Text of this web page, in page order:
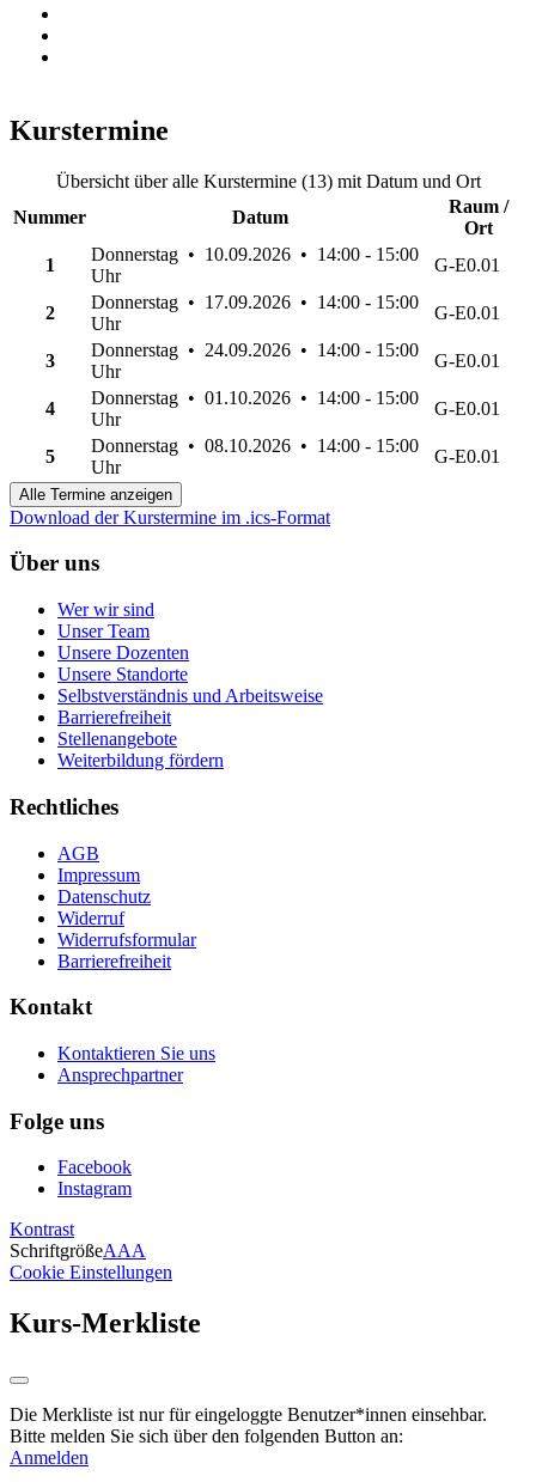
Kurstermine
Übersicht über alle Kurstermine (13) mit Datum und Ort
Nummer
Datum
Raum /
Ort
1
Donnerstag • 10.09.2026 • 14:00 - 15:00
Uhr
G-E0.01
2
Donnerstag • 17.09.2026 • 14:00 - 15:00
Uhr
G-E0.01
3
Donnerstag • 24.09.2026 • 14:00 - 15:00
Uhr
G-E0.01
4
Donnerstag • 01.10.2026 • 14:00 - 15:00
Uhr
G-E0.01
5
Donnerstag • 08.10.2026 • 14:00 - 15:00
Uhr
G-E0.01
Alle Termine anzeigen
Download der Kurstermine im .ics-Format
Über uns
Wer wir sind
Unser Team
Unsere Dozenten
Unsere Standorte
Selbstverständnis und Arbeitsweise
Barrierefreiheit
Stellenangebote
Weiterbildung fördern
Rechtliches
AGB
Impressum
Datenschutz
Widerruf
Widerrufsformular
Barrierefreiheit
Kontakt
Kontaktieren Sie uns
Ansprechpartner
Folge uns
Facebook
Instagram
Kontrast
SchriftgrößeAAA
Cookie Einstellungen
Kurs-Merkliste
Die Merkliste ist nur für eingeloggte Benutzer*innen einsehbar.
Bitte melden Sie sich über den folgenden Button an:
Anmelden